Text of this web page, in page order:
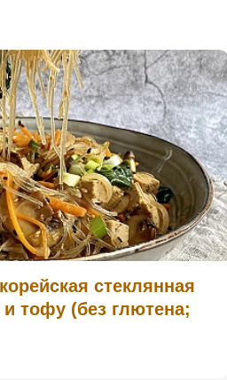
стеклянная
тофу (без глютена;